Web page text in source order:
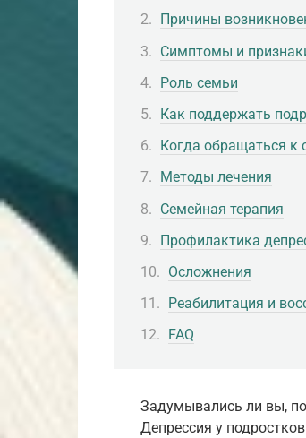
Причины
Симптомы и
Роль семьи
Как поддержать
Когда обращаться к
Методы лечения
Семейная терапия
Профилактика
Осложнения
Реабилитация и
FAQ
Задумывались ли вы,
Депрессия у